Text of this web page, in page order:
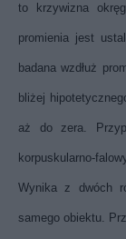
to krzywizna
promienia jest
badana wzdłuż
bliżej
aż do zera.
korpuskularno-
Wynika z dwóch
samego obiektu.